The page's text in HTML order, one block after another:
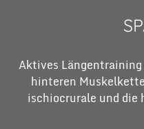
Aktives
hinteren
ischiocrurale und die